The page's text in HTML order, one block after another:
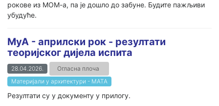
рокове из МОМ-а, па је дошло до забуне. Будите пажљиви
убудуће.
МуА - априлски рок - резултати
теоријског дијела испита
28.04.2026.
Огласна плоча
Материјали у архитектури - МАТА
Резултати су у документу у прилогу.